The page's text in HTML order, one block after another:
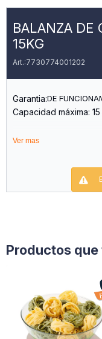
BALANZA DE
15KG
7730774001202
Garantia:DE
Capacidad máxima:
Capacidad mínima: 3 g
5 unidades de
Alta precisión para
Diseño compacto y
Ver mas
Productos